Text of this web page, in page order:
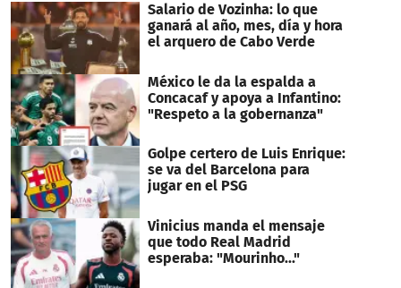
Salario de Vozinha: lo que
ganará al año, mes, día y hora
el arquero de Cabo Verde
México le da la espalda a
Concacaf y apoya a Infantino:
"Respeto a la gobernanza"
Golpe certero de Luis Enrique:
se va del Barcelona para
jugar en el PSG
Vinicius manda el mensaje
que todo Real Madrid
esperaba: "Mourinho..."